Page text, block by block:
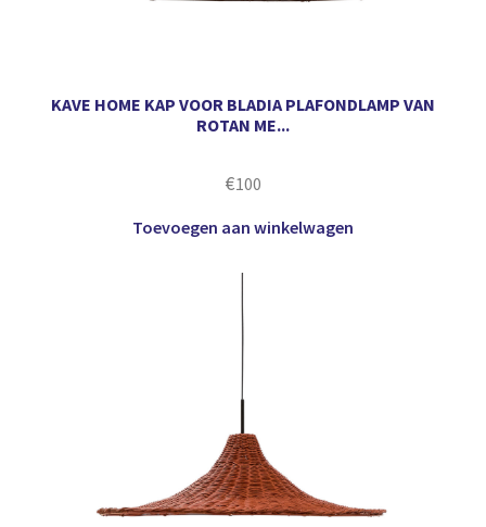
KAVE HOME KAP VOOR BLADIA PLAFONDLAMP VAN
ROTAN ME...
€100
Toevoegen aan winkelwagen